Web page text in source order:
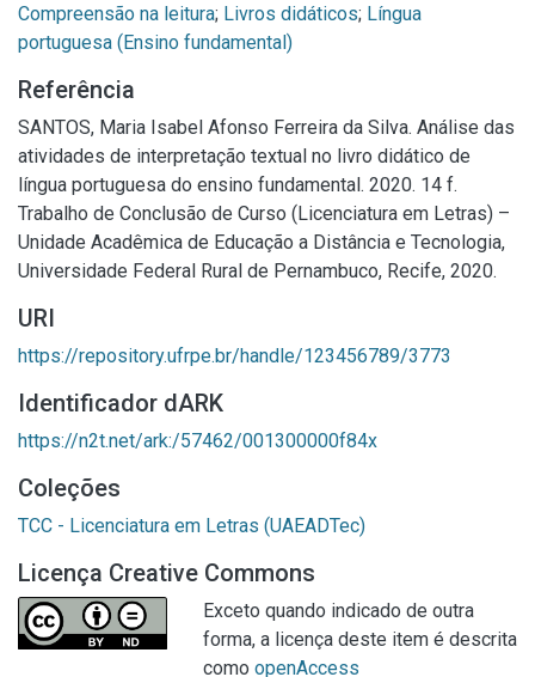
Compreensão na leitura; Livros didáticos; Língua
portuguesa (Ensino fundamental)
Referência
SANTOS, Maria Isabel Afonso Ferreira da Silva. Análise das
atividades de interpretação textual no livro didático de
língua portuguesa do ensino fundamental. 2020. 14 f.
Trabalho de Conclusão de Curso (Licenciatura em Letras) –
Unidade Acadêmica de Educação a Distância e Tecnologia,
Universidade Federal Rural de Pernambuco, Recife, 2020.
URI
https://repository.ufrpe.br/handle/123456789/3773
Identificador dARK
https://n2t.net/ark:/57462/001300000f84x
Coleções
TCC - Licenciatura em Letras (UAEADTec)
Licença Creative Commons
Exceto quando indicado de outra
forma, a licença deste item é descrita
como openAccess